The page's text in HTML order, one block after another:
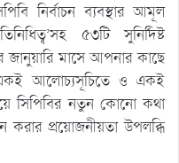
নির্বাচন ব্যবস্থার আমূল
৫৩টি সুনির্দিষ্ট
জানুয়ারি মাসে আপনার কাছে
একই আলোচ্যসূচিতে ও একই
সিপিবির নতুন কোনো কথা
প্রয়োজনীয়তা উপলব্ধি